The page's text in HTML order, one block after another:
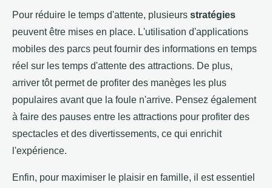
Pour réduire le temps d'attente, plusieurs stratégies
peuvent être mises en place. L'utilisation d'applications
mobiles des parcs peut fournir des informations en temps
réel sur les temps d'attente des attractions. De plus,
arriver tôt permet de profiter des manèges les plus
populaires avant que la foule n'arrive. Pensez également
à faire des pauses entre les attractions pour profiter des
spectacles et des divertissements, ce qui enrichit
l'expérience.
Enfin, pour maximiser le plaisir en famille, il est essentiel